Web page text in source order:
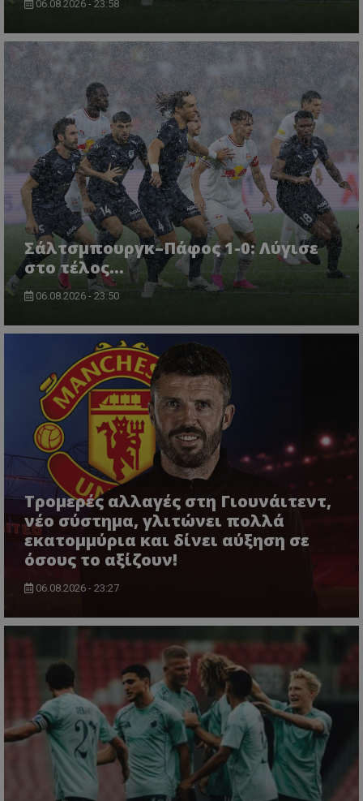
06.08.2026 - 23:58
Σάλτσμπουργκ–Πάφος 1-0: Λύγισε
στο τέλος...
06.08.2026 - 23:50
Τρομερές αλλαγές στη Γιουνάιτεντ,
νέο σύστημα, γλιτώνει πολλά
εκατομμύρια και δίνει αύξηση σε
όσους το αξίζουν!
06.08.2026 - 23:27